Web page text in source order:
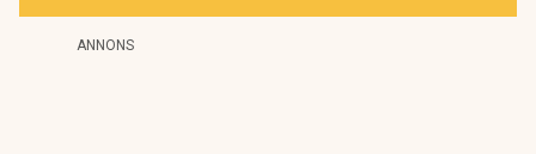
ANNONS